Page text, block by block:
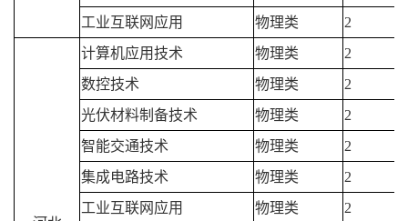
工业互联网应用
物理类 2
计算机应用技术 物理类
2
数控技术
物理类
2
光伏材料制备技术
物理类
2
智能交通技术
物理类
2
集成电路技术
物理类
2
工业互联网应用
物理类
2